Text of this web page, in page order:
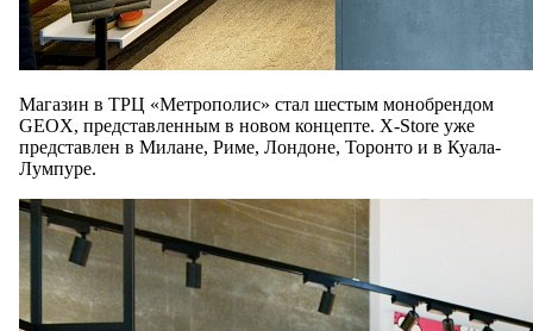
Магазин в ТРЦ «Метрополис» стал шестым монобрендом
GEOX, представленным в новом концепте. X-Store уже
представлен в Милане, Риме, Лондоне, Торонто и в Куала-
Лумпуре.